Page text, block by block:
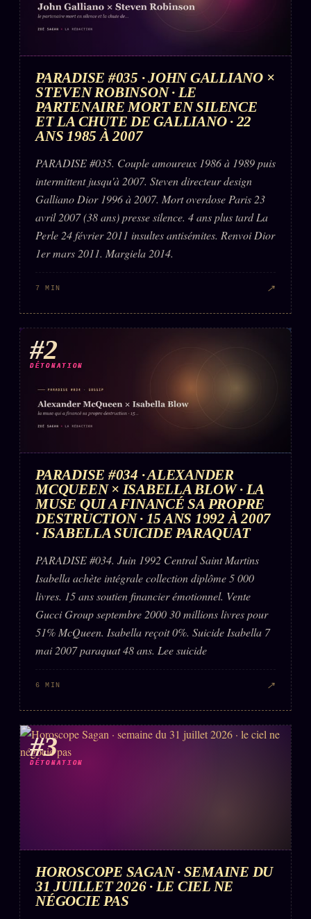
Words RadioFM
PRATIQUE + LÉGAL
Archive complète
Récents
À la une
Recherche ⌕
Tous les tags
Soumettre un tip
Nous écrire
Business
FAQ
Corrections · Erratum
Mentions légales
llms.txt
PARADISE #035 · JOHN GALLIANO ×
STEVEN ROBINSON · LE
PARTENAIRE MORT EN SILENCE
ET LA CHUTE DE GALLIANO · 22
ANS 1985 À 2007
PARADISE #035. Couple amoureux 1986 à 1989 puis
intermittent jusqu'à 2007. Steven directeur design
Galliano Dior 1996 à 2007. Mort overdose Paris 23
avril 2007 (38 ans) presse silence. 4 ans plus tard La
Perle 24 février 2011 insultes antisémites. Renvoi Dior
1er mars 2011. Margiela 2014.
7 MIN ↗
#2
DÉTONATION
PARADISE #034 · ALEXANDER
MCQUEEN × ISABELLA BLOW · LA
MUSE QUI A FINANCÉ SA PROPRE
DESTRUCTION · 15 ANS 1992 À 2007
· ISABELLA SUICIDE PARAQUAT
PARADISE #034. Juin 1992 Central Saint Martins
Isabella achète intégrale collection diplôme 5 000
livres. 15 ans soutien financier émotionnel. Vente
Gucci Group septembre 2000 30 millions livres pour
51% McQueen. Isabella reçoit 0%. Suicide Isabella 7
mai 2007 paraquat 48 ans. Lee suicide
6 MIN ↗
#3
DÉTONATION
HOROSCOPE SAGAN · SEMAINE DU
31 JUILLET 2026 · LE CIEL NE
NÉGOCIE PAS